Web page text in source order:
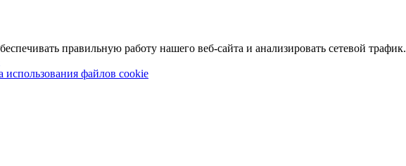
правильную работу нашего веб-сайта и анализировать сетевой трафик.
использования файлов cookie